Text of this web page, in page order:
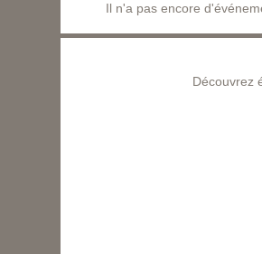
Il n'a pas encore
Découvrez